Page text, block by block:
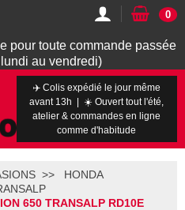
pour toute commande passée
au vendredi)
0
✈️ Colis expédié le jour même
avant 13h | ☀️ Ouvert tout l'été,
atelier & commandes en ligne
comme d'habitude
HONDA
650 TRANSALP RD10E